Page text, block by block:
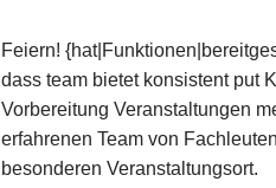
Feiern!
dass team bietet konsistent put
Vorbereitung Veranstaltungen
erfahrenen Team von
besonderen Veranstaltungsort.